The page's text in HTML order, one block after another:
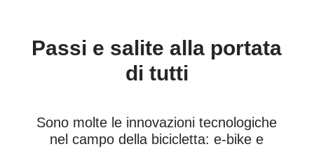
Passi e salite alla portata
di tutti
Sono molte le innovazioni tecnologiche
nel campo della bicicletta: e-bike e